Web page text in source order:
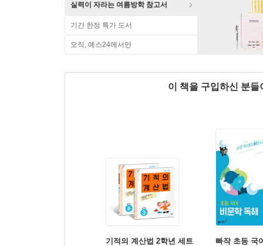
실력이 자라는 여름방학 참고서
기간 한정 특가 도서
오직, 예스24에서만
이 책을 구입하신 분
기적의 계산법 2학년 세트
빠작 초등 국